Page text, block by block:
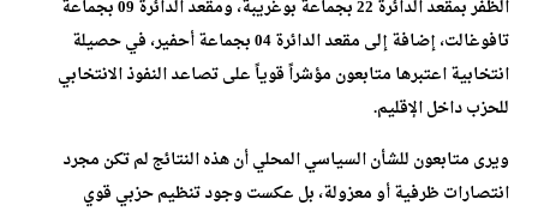
الظفر بمقعد الدائرة 22 بجماعة بوغريبة، ومقعد الدائرة 09 بجماعة
تافوغالت، إضافة إلى مقعد الدائرة 04 بجماعة أحفير، في حصيلة
انتخابية اعتبرها متابعون مؤشراً قوياً على تصاعد النفوذ الانتخابي
للحزب داخل الإقليم.
ويرى متابعون للشأن السياسي المحلي أن هذه النتائج لم تكن مجرد
انتصارات ظرفية أو معزولة، بل عكست وجود تنظيم حزبي قوي